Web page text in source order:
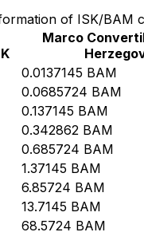
of ISK/BAM
Marco
0.0137145 BAM
0.0685724 BAM
0.137145 BAM
0.342862 BAM
0.685724 BAM
1.37145 BAM
6.85724 BAM
13.7145 BAM
68.5724 BAM